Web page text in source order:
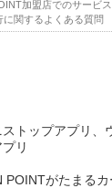
加盟店でのサービ
関するよくある質問
トップアプリ
リ
POINTがたまるカ